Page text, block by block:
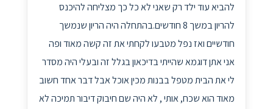
להביא עוד ילד רק שאני לא כל כך מצליחה להיכנס
להריון במשך 8 חודשים.בהתחלה היה הריון שנמשך
חודשיים ואז נפל מטבעו לקחתי את זה קשה מאוד ופה
אני אתן דוגמא שהייתי בדיכאון בגלל זה ובעלי היה מסדר
לי את הבית מטפל בבנות מכין אוכל אבל דבר אחד חשוב
מאוד הוא שכח, אותי , לא היה שם חיבוק דיבור תמיכה לא